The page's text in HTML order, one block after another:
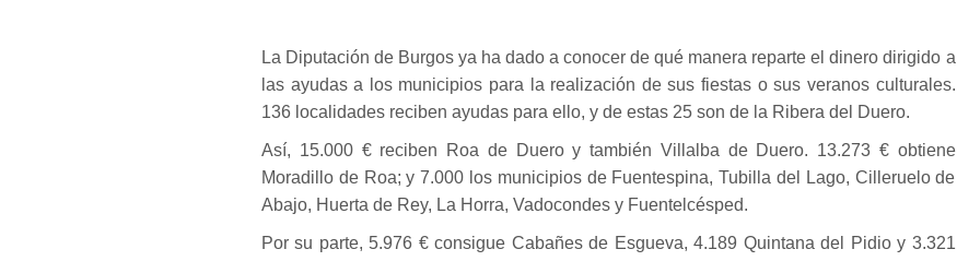
La Diputación de Burgos ya ha dado a conocer de qué manera reparte el dinero dirigido a
las ayudas a los municipios para la realización de sus fiestas o sus veranos culturales.
136 localidades reciben ayudas para ello, y de estas 25 son de la Ribera del Duero.
Así, 15.000 € reciben Roa de Duero y también Villalba de Duero. 13.273 € obtiene
Moradillo de Roa; y 7.000 los municipios de Fuentespina, Tubilla del Lago, Cilleruelo de
Abajo, Huerta de Rey, La Horra, Vadocondes y Fuentelcésped.
Por su parte, 5.976 € consigue Cabañes de Esgueva, 4.189 Quintana del Pidio y 3.321